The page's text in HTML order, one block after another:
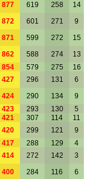
877 619 258 14
872 601 271 9
871 599 272 15
862 588 274
13
854 579 275
16
427 296 131 6
424 290 134
9
423 293 130
5
421 307 114
11
420 299 121
9
417 288 129
4
414 272 142 3
400 284 116 6